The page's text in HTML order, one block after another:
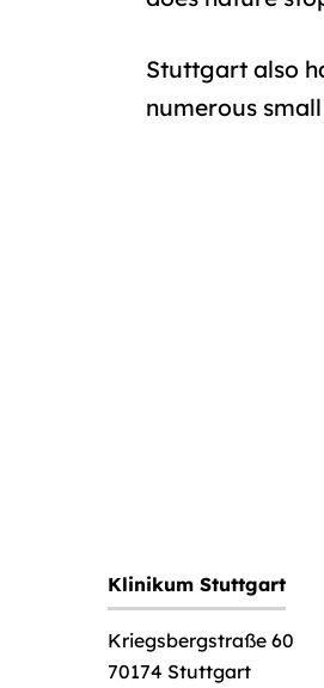
Stuttgart also
numerous
Klinikum Stuttgart
Kriegsbergstraße 60
70174 Stuttgart